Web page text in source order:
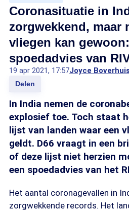
Coronasituatie in
zorgwekkend, maar
vliegen kan
spoedadvies van
19 apr 2021, 17:57Joyce Boverhuis
Delen
In India nemen de
explosief toe. Toch staat
lijst van landen waar een
geldt. D66 vraagt in een
of deze lijst niet herzien
een spoedadvies van het
Het aantal coronagevallen in
zorgwekkende records. Het